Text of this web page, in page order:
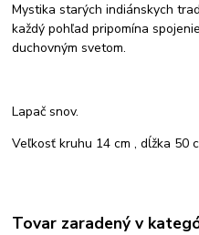
Mystika starých indiánskych
každý pohľad pripomína
duchovným svetom.
Lapač snov.
Veľkosť kruhu 14 cm , dĺžka 50
Tovar zaradený v